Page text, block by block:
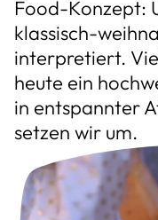
Food-Konzept:
klassisch-
interpretiert.
heute ein
in entspannter
setzen wir um.